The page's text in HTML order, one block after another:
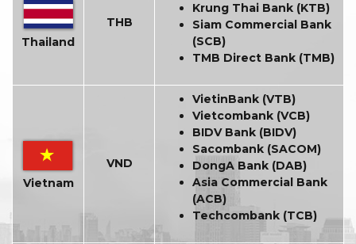
Thailand
THB
Krung Thai Bank (KTB)
Siam Commercial Bank
(SCB)
TMB Direct Bank (TMB)
Vietnam
VND
VietinBank (VTB)
Vietcombank (VCB)
BIDV Bank (BIDV)
Sacombank (SACOM)
DongA Bank (DAB)
Asia Commercial Bank
(ACB)
Techcombank (TCB)